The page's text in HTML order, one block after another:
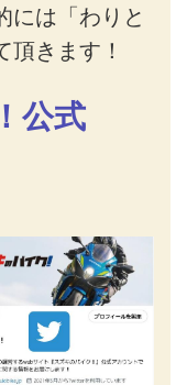
には「わりと
きます！
公式